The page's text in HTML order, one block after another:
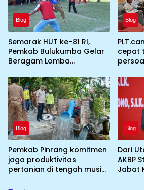
Blog
Semarak HUT ke-81 RI,
Pemkab Bulukumba Gelar
Beragam Lomba
Olahraga
Blog
cepat
Blog
Pemkab Pinrang komitmen
jaga produktivitas
pertanian di tengah musim
Blog
Dari
AKBP
Jabat